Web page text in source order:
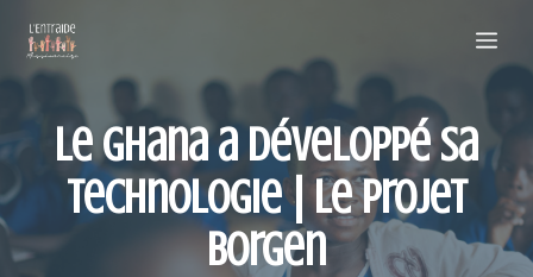
contenu
Le Ghana a développé sa
technologie | Le projet
Borgen